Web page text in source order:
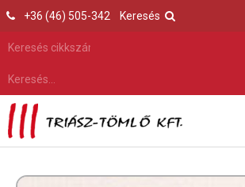
Keresés
+36 (46) 505-342